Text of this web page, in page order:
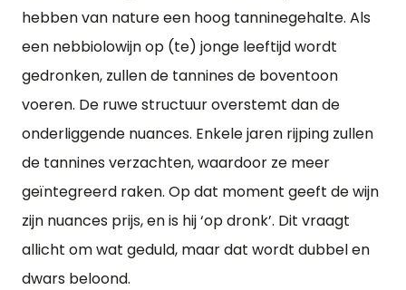
hebben van nature een hoog tanninegehalte. Als
een nebbiolowijn op (te) jonge leeftijd wordt
gedronken, zullen de tannines de boventoon
voeren. De ruwe structuur overstemt dan de
onderliggende nuances. Enkele jaren rijping zullen
de tannines verzachten, waardoor ze meer
geïntegreerd raken. Op dat moment geeft de wijn
zijn nuances prijs, en is hij ‘op dronk’. Dit vraagt
allicht om wat geduld, maar dat wordt dubbel en
dwars beloond.